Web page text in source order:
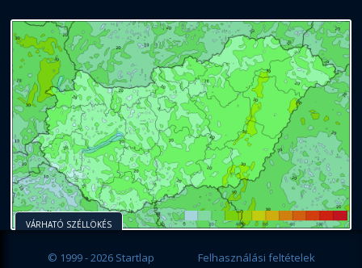
VÁRHATÓ SZÉLLÖKÉS
© 1999 - 2026 Startlap Felhasználási feltételek